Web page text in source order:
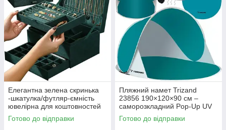
Елегантна зелена скринька
-шкатулка/футляр-ємність
ювелірна для коштовностей
Soulima 21954
Готово до відправки
Пляжний намет Trizand
23856 190×120×90 см –
саморозкладний Pop-Up UV
30+
Готово до відправки